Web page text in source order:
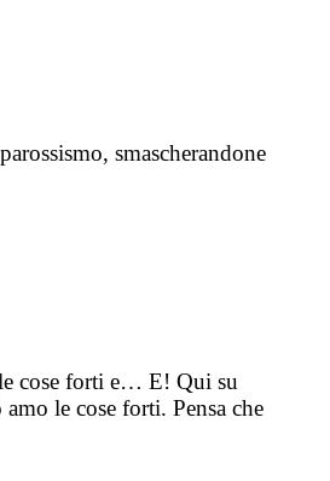
smascherandone
cose forti e… E! Qui su
le cose forti. Pensa che